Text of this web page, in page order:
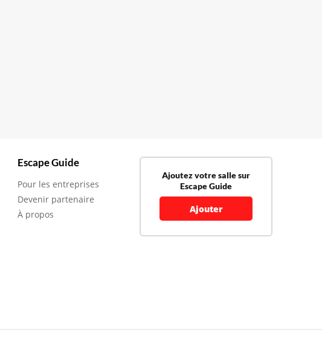
Escape Guide
Pour les entreprises
Devenir partenaire
À propos
Ajoutez votre salle sur
Escape Guide
Ajouter